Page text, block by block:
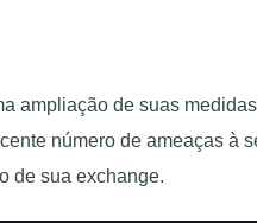
ampliação de suas
número de ameaças
de sua exchange.